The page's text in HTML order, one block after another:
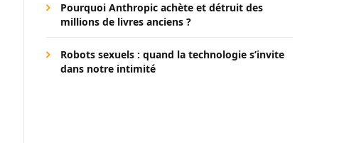
Pourquoi Anthropic achète et détruit des
millions de livres anciens ?
Robots sexuels : quand la technologie s’invite
dans notre intimité